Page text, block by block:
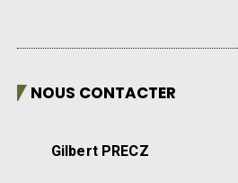
NOUS CONTACTER
Gilbert PRECZ